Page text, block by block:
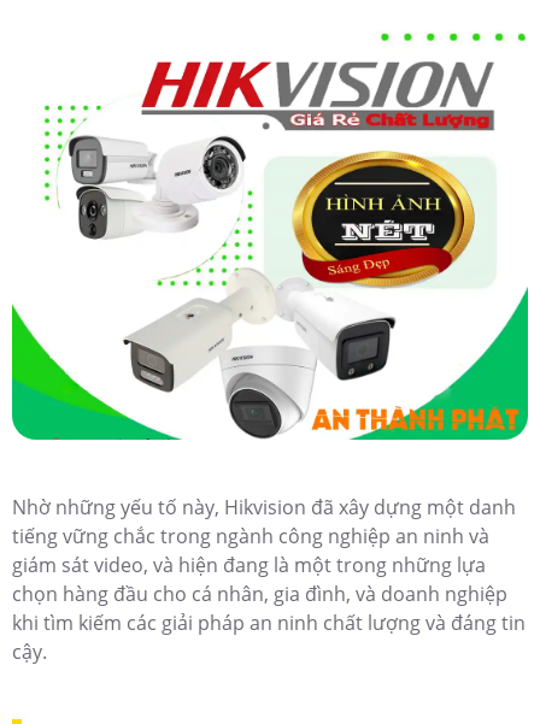
Nhờ những yếu tố này, Hikvision đã xây dựng một danh
tiếng vững chắc trong ngành công nghiệp an ninh và
giám sát video, và hiện đang là một trong những lựa
chọn hàng đầu cho cá nhân, gia đình, và doanh nghiệp
khi tìm kiếm các giải pháp an ninh chất lượng và đáng tin
cậy.